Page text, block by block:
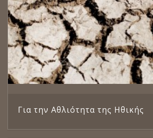
Για την Αθλιότητα της Ηθικής